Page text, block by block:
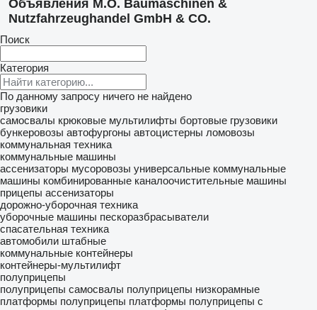
Объявления M.O. Baumaschinen &
Nutzfahrzeughandel GmbH & CO.
Поиск
Категория
По данному запросу ничего не найдено
грузовики
самосвалы крюковые мультилифты бортовые грузовики
бункеровозы автофургоны автоцистерны ломовозы
коммунальная техника
коммунальные машины
ассенизаторы мусоровозы универсальные коммунальные
машины комбинированные каналоочистительные машины
прицепы ассенизаторы
дорожно-уборочная техника
уборочные машины пескоразбрасыватели
спасательная техника
автомобили штабные
коммунальные контейнеры
контейнеры-мультилифт
полуприцепы
полуприцепы самосвалы полуприцепы низкорамные
платформы полуприцепы платформы полуприцепы с